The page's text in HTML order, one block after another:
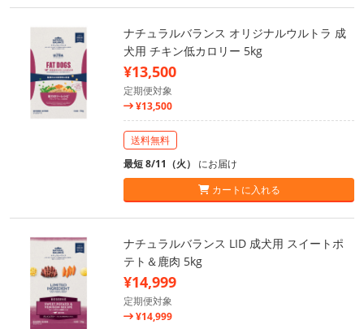
ナチュラルバランス オリジナルウルトラ 成
犬用 チキン低カロリー 5kg
¥13,500
定期便対象
¥13,500
送料無料
最短 8/11（火） にお届け
カートに入れる
ナチュラルバランス LID 成犬用 スイートポ
テト＆鹿肉 5kg
¥14,999
定期便対象
¥14,999